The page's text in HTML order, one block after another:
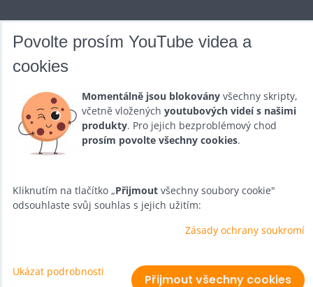
DALŠÍ SLUŽBY
Půjčovna
Promotéři
Kurzy a setkání
Velkoobchod
Nabídka práce
Předvolby soukromí
Zásady ochrany soukromí
Povolte prosím YouTube videa a
cookies
Momentálně jsou blokovány všechny skripty,
včetně vložených youtubových videí s našimi
produkty. Pro jejich bezproblémový chod
prosím povolte všechny cookies.
Kliknutím na tlačítko „Přijmout všechny soubory cookie"
odsouhlaste svůj souhlas s jejich užitím:
Zásady ochrany soukromí
Ukázat podrobnosti
Přijmout všechny cookies